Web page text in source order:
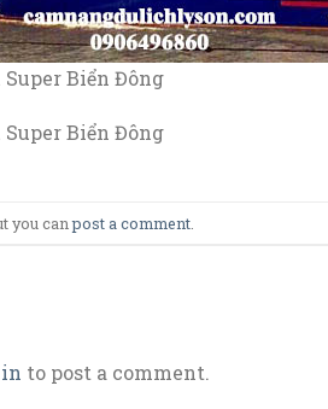
Biển Đông
Biển Đông
you canpost a comment
to post a comment.